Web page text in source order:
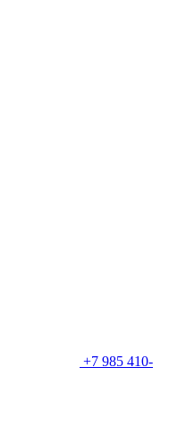
+7 985 410-